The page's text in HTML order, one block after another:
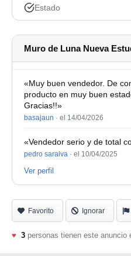
Estado
Muro de Luna Nueva
«Muy buen vendedor. De
producto en muy buen
Gracias!!»
basajaun · el 14/04/2026
«Vendedor serio y de total
pedro saraiva · el 10/04/2025
Ver perfil
Favorito Ignorar
♥ 3 personas tienen este anuncio